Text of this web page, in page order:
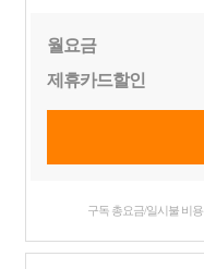
월요금
제휴카드할인
구독 총요금/일시불 비